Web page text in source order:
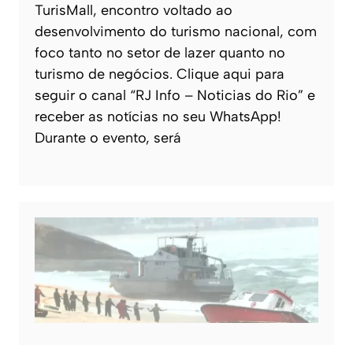
TurisMall, encontro voltado ao
desenvolvimento do turismo nacional, com
foco tanto no setor de lazer quanto no
turismo de negócios. Clique aqui para
seguir o canal “RJ Info – Noticias do Rio” e
receber as notícias no seu WhatsApp!
Durante o evento, será